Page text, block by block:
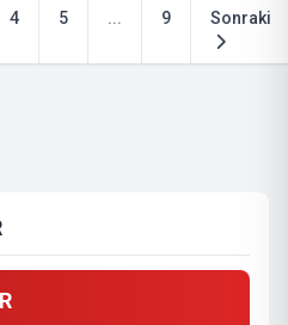
4 5 ... 9 Sonraki